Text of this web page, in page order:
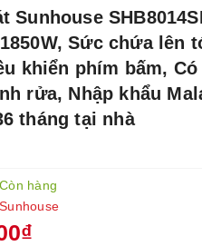
Sunhouse
Sức chứa lên
khiển phím bấm, Có
rửa, Nhập khẩu
tháng tại nhà
Còn hàng
Sunhouse